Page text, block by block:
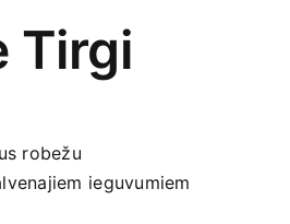
Tirgi
robežu
ieguvumiem